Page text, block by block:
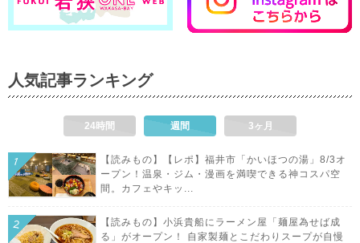
人気記事ランキング
24時間 週間 3ヶ月
【読みもの】【レポ】福井市「かいほつの湯」8/3オ
ープン！温泉・ジム・漫画を満喫できる神コスパ空
間。カフェやキッ...
【読みもの】小浜貴船にラーメン屋「麺屋為せば成
る」がオープン！ 自家製麺とこだわりスープが自慢